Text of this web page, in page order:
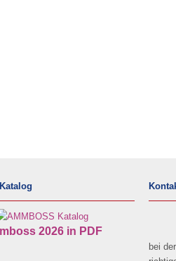
2026 in PDF
bei